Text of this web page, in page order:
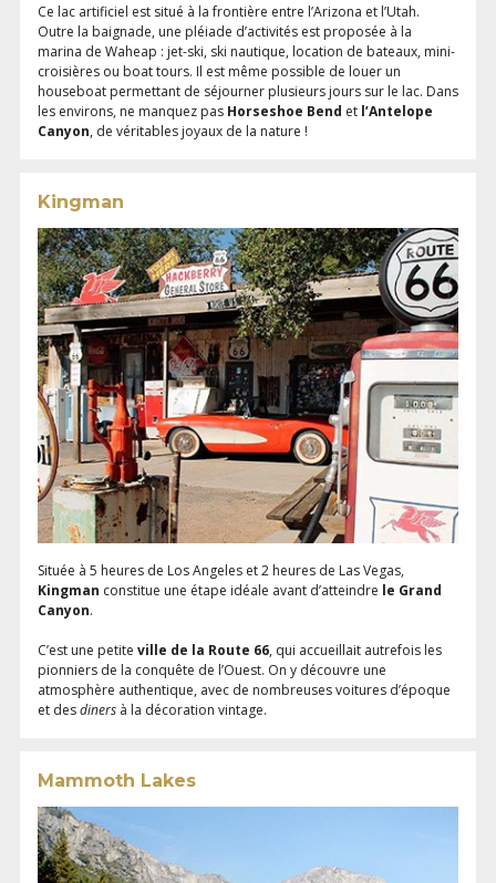
Ce lac artificiel est situé à la frontière entre l’Arizona et l’Utah.
Outre la baignade, une pléiade d’activités est proposée à la
marina de Waheap : jet-ski, ski nautique, location de bateaux, mini-
croisières ou boat tours. Il est même possible de louer un
houseboat permettant de séjourner plusieurs jours sur le lac. Dans
les environs, ne manquez pas Horseshoe Bend et l’Antelope
Canyon, de véritables joyaux de la nature !
Kingman
Située à 5 heures de Los Angeles et 2 heures de Las Vegas,
Kingman constitue une étape idéale avant d’atteindre le Grand
Canyon.
C’est une petite ville de la Route 66, qui accueillait autrefois les
pionniers de la conquête de l’Ouest. On y découvre une
atmosphère authentique, avec de nombreuses voitures d’époque
et desdiners à la décoration vintage.
Mammoth Lakes